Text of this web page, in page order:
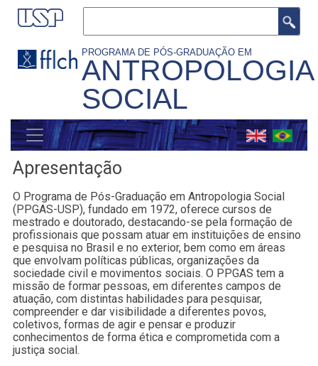
Pular
para
conteúdo
PROGRAMA DE PÓS-GRADUAÇÃO EM
ANTROPOLOGIA
SOCIAL
MENU
GERAL
Apresentação
O Programa de Pós-Graduação em Antropologia Social
(PPGAS-USP), fundado em 1972, oferece cursos de
mestrado e doutorado, destacando-se pela formação de
profissionais que possam atuar em instituições de ensino
e pesquisa no Brasil e no exterior, bem como em áreas
que envolvam políticas públicas, organizações da
sociedade civil e movimentos sociais. O PPGAS tem a
missão de formar pessoas, em diferentes campos de
atuação, com distintas habilidades para pesquisar,
compreender e dar visibilidade a diferentes povos,
coletivos, formas de agir e pensar e produzir
conhecimentos de forma ética e comprometida com a
justiça social.